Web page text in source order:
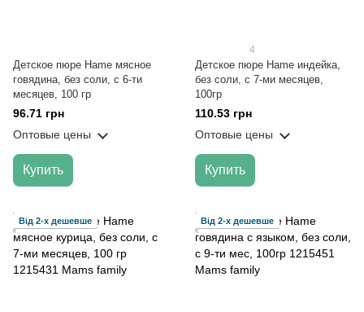
Детское пюре Hame мясное
говядина, без соли, с 6-ти
месяцев, 100 гр
96.71 грн
Оптовые цены
Купить
4
Детское пюре Hame индейка,
без соли, с 7-ми месяцев,
100гр
110.53 грн
Оптовые цены
Купить
Від 2-х дешевше Від 2-х дешевше